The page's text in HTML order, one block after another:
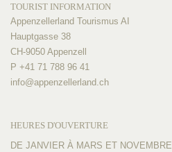
TOURIST INFORMATION
Appenzellerland Tourismus AI
Hauptgasse 38
CH-9050 Appenzell
P +41 71 788 96 41
info@appenzellerland.ch
HEURES D'OUVERTURE
DE JANVIER À MARS ET NOVEMBRE